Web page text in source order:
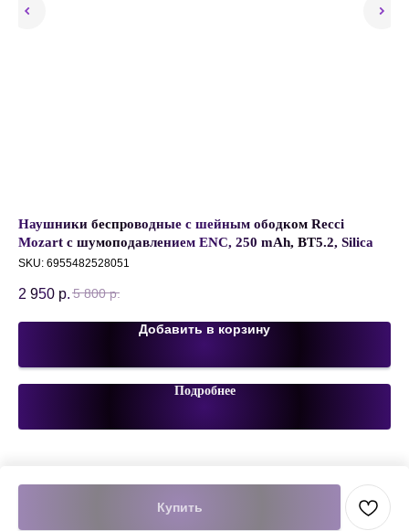
Купить
Наушники беспроводные с шейным ободком Recci
Mozart с шумоподавлением ENC, 250 mAh, BT5.2, Silica
Gel, Черный, REP-W41
SKU: 6955482528051
2 950 р. 5 800 р.
Добавить в корзину
Подробнее
Made on